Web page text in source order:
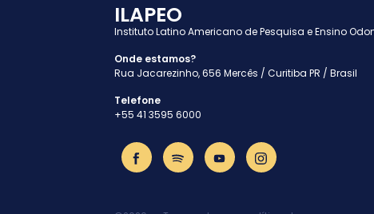
ILAPEO
Instituto Latino Americano de Pesquisa e Ensino
Onde estamos?
Rua Jacarezinho, 656 Mercês / Curitiba PR / Brasil
Telefone
+55 41 3595 6000